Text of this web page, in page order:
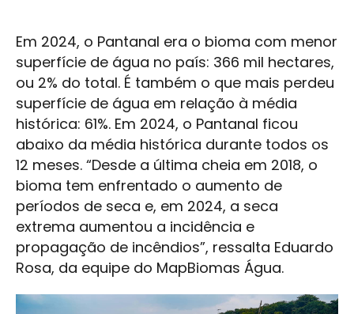
Em 2024, o Pantanal era o bioma com menor
superfície de água no país: 366 mil hectares,
ou 2% do total. É também o que mais perdeu
superfície de água em relação à média
histórica: 61%. Em 2024, o Pantanal ficou
abaixo da média histórica durante todos os
12 meses. “Desde a última cheia em 2018, o
bioma tem enfrentado o aumento de
períodos de seca e, em 2024, a seca
extrema aumentou a incidência e
propagação de incêndios”, ressalta Eduardo
Rosa, da equipe do MapBiomas Água.